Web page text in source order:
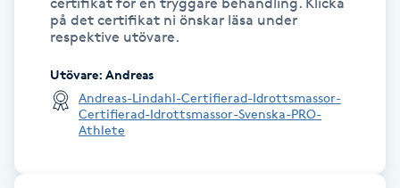
Headspa
Healing
Herrklippning
på det certifikat ni önskar läsa under
respektive utövare.
Utövare: Andreas
Andreas-Lindahl-Certifierad-Idrottsmassor-
Certifierad-Idrottsmassor-Svenska-PRO-
Athlete